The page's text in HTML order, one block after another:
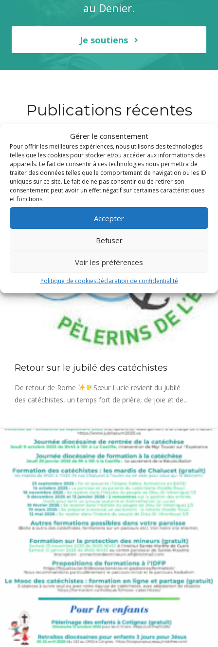
Gérer le consentement
Pour offrir les meilleures expériences, nous utilisons des technologies
telles que les cookies pour stocker et/ou accéder aux informations des
appareils. Le fait de consentir à ces technologies nous permettra de
traiter des données telles que le comportement de navigation ou les ID
uniques sur ce site. Le fait de ne pas consentir ou de retirer son
consentement peut avoir un effet négatif sur certaines caractéristiques
et fonctions.
Accepter
Refuser
Voir les préférences
Politique de cookiesDéclaration de confidentialité
au Denier.
Je soutiens
Publications récentes
Retour sur le jubilé des catéchistes
De retour de Rome
Sœur Lucie revient du Jubilé
des catéchistes, un temps fort de prière, de joie et de...